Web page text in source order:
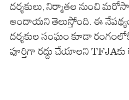
దర్శకులు, నిర్మాతల నుంచి
అందాయని తెలుస్తోంది. ఈ
దర్శకుల సంఘం కూడా
పూర్తిగా రద్దు చేయాలని